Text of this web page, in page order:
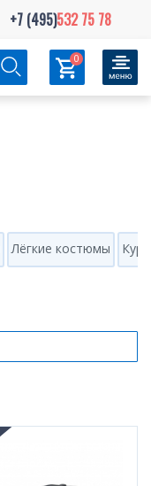
+7 (495)532 75 78
0
Лёгкие костюмы